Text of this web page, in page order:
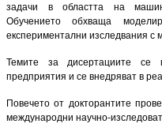
задачи в областта на
Обучението обхваща
експериментални изследвания
Темите за дисертациите се
предприятия и се внедряват в
Повечето от докторантите
международни научно-